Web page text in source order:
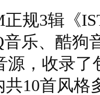
规3辑《
乐、酷狗
源，收录
共10首风格